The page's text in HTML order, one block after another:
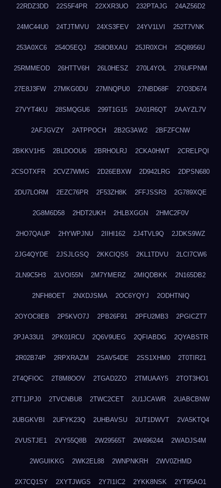
22RDZ3DD 22S5F4PR 22XXR3UO 232PTAJG 24AZ56D2
24MC44U0 24TJTMVU 24XS3FEV 24YV1LVI 252T7VNK
253A0XC6 254O5EQJ 258OBXAU 25JR0XCH 25Q8956U
25RMMEOD 26HTTV6H 26L0HESZ 270L4YOL 276UFPNM
27E8J3FW 27MKG0DU 27MNQPU0 27NBD68F 27O3D674
27VYT4KU 28SMQGU6 299T1G15 2A01R6QT 2AAYZL7V
2AFJGVZY 2ATPPOCH 2B2G3AW2 2BFZFCNW
2BKKV1H5 2BLDOOU6 2BRHOLRJ 2CKA0HWT 2CRELPQI
2CSOTXFR 2CVZ7WMG 2D26EBXW 2D942LRG 2DPSN680
2DU7LORM 2EZC76PR 2F53ZH8K 2FFJSSR3 2G789XQE
2G8M6D58 2HDT2UKH 2HLBXGGN 2HMC2F0V
2HO7QAUP 2HYWPJNU 2IIHI162 2J4TVL9Q 2JDKS9WZ
2JG4QYDE 2JSJLGSQ 2KKCIQS5 2KL1TDVU 2LCI7CW6
2LN9C5H3 2LVOI55N 2M7YMERZ 2MIQDBKK 2N165DB2
2NFH8OET 2NXDJSMA 2OC6YQYJ 2ODHTNIQ
2OYOC8EB 2P5KVO7J 2PB26F91 2PFU2MB3 2PGICZT7
2PJA33U1 2PK01RCU 2Q6V9UEG 2QFIABDG 2QYABSTR
2R02B74P 2RPXRAZM 2SAV54DE 2SS1XHM0 2T0TIR21
2T4QFIOC 2T8M8OOV 2TGAD2ZO 2TMUAAY5 2TOT3HO1
2TT1JPJ0 2TVCNBU8 2TWC2CET 2U1JCAWR 2UABCBNW
2UBGKVBI 2UFYK23Q 2UHBAVSU 2UT1DWVT 2VA5KTQ4
2VUSTJE1 2VY55Q8B 2W29565T 2W496244 2WADJS4M
2WGUIKKG 2WK2EL88 2WNPNKRH 2WV0ZHMD
2X7CQ1SY 2XYTJWGS 2Y7I1IC2 2YKK8NSK 2YT95AO1